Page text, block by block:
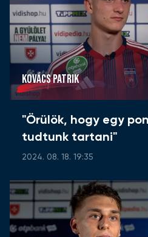
KOVÁCS PATRIK
"Örülök, hogy egy
tudtunk tartani"
2024. 08. 18. 19:35